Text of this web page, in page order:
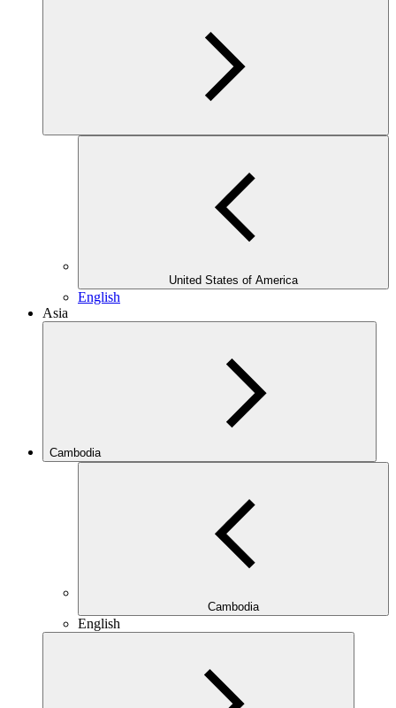
United States of America
English
Asia
Cambodia
Cambodia
English